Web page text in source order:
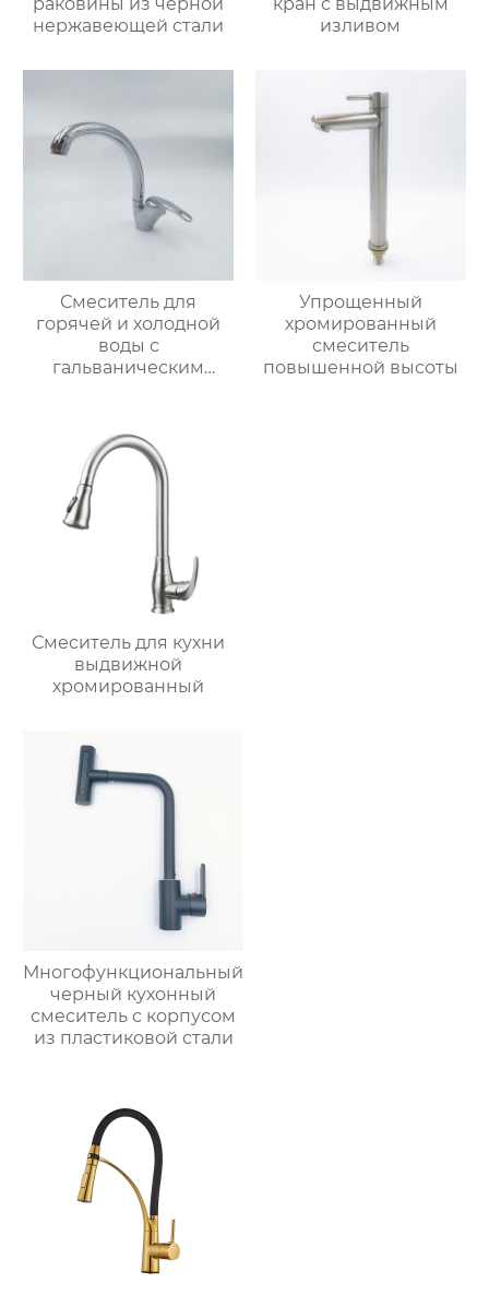
нержавеющей стали
изливом
Смеситель для
горячей и холодной
воды с
гальваническим
Упрощенный
хромированный
смеситель
повышенной высоты
Смеситель для кухни
выдвижной
хромированный
Многофункциональный
черный кухонный
смеситель с корпусом
из пластиковой стали